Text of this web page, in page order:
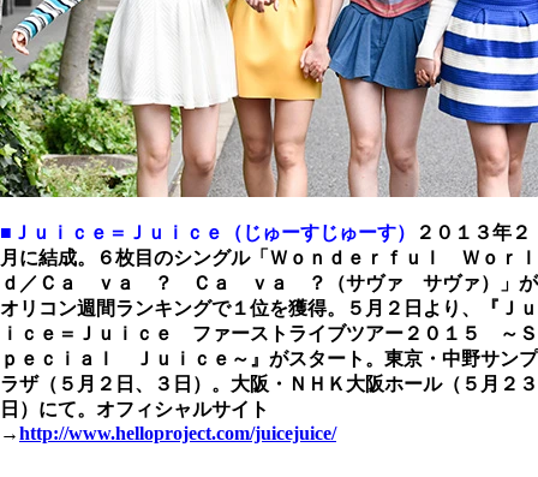
■Ｊｕｉｃｅ＝Ｊｕｉｃｅ（じゅーすじゅーす）
２０１３年２
月に結成。６枚目のシングル「Ｗｏｎｄｅｒｆｕｌ Ｗｏｒｌ
ｄ／Ｃａ ｖａ ？ Ｃａ ｖａ ？（サヴァ サヴァ）」が
オリコン週間ランキングで１位を獲得。５月２日より、『Ｊｕ
ｉｃｅ＝Ｊｕｉｃｅ ファーストライブツアー２０１５ ～Ｓ
ｐｅｃｉａｌ Ｊｕｉｃｅ～』がスタート。東京・中野サンプ
ラザ（５月２日、３日）。大阪・ＮＨＫ大阪ホール（５月２３
日）にて。オフィシャルサイト
→http://www.helloproject.com/juicejuice/